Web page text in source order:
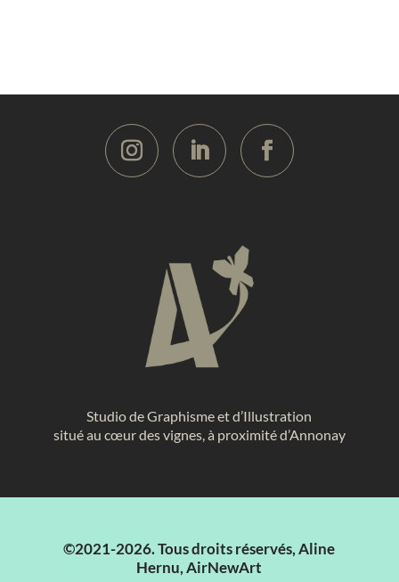
Studio de Graphisme et d’Illustration
situé au cœur des vignes, à proximité d’Annonay
©2021-2026. Tous droits réservés, Aline
Hernu, AirNewArt